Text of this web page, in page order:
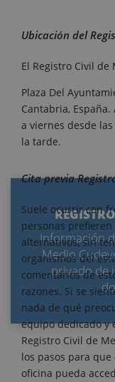
Información
Medio
privado de
Ubicación del
El Registro Civil
Plaza Del
Cantabria,
a viernes desde
la tarde.
Cita previa
Suele ocurrir con
personas
alternativos, sin
organismos del
comentarios de
razones. Si se
nada de qué
equipo dedicado y
Registro Civil de
los pasos para
oficina pueda